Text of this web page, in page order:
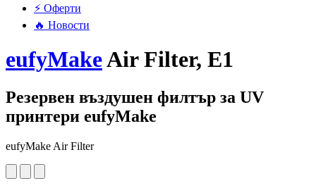
⚡ Оферти
🔥 Новости
eufyMakeAir Filter, E1
Резервен въздушен филтър за UV
принтери eufyMake
eufyMake Air Filter